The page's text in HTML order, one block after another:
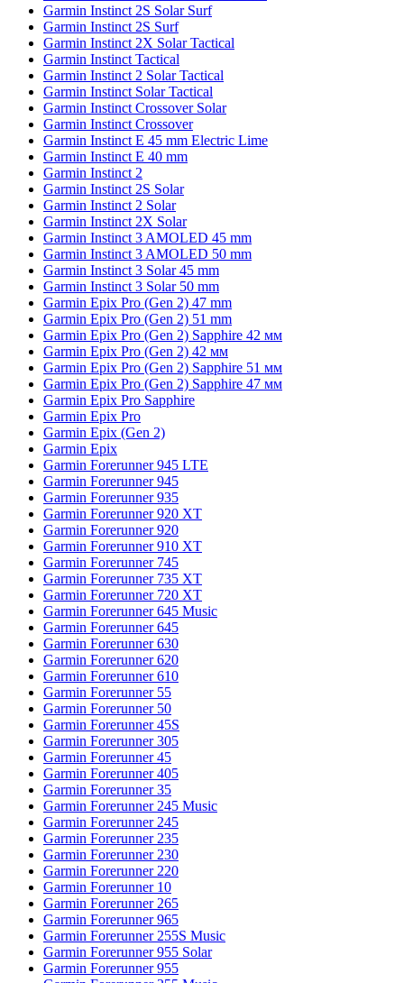
Garmin Instinct 2S Solar Surf
Garmin Instinct 2S Surf
Garmin Instinct 2X Solar Tactical
Garmin Instinct Tactical
Garmin Instinct 2 Solar Tactical
Garmin Instinct Solar Tactical
Garmin Instinct Crossover Solar
Garmin Instinct Crossover
Garmin Instinct E 45 mm Electric Lime
Garmin Instinct E 40 mm
Garmin Instinct 2
Garmin Instinct 2S Solar
Garmin Instinct 2 Solar
Garmin Instinct 2X Solar
Garmin Instinct 3 AMOLED 45 mm
Garmin Instinct 3 AMOLED 50 mm
Garmin Instinct 3 Solar 45 mm
Garmin Instinct 3 Solar 50 mm
Garmin Epix Pro (Gen 2) 47 mm
Garmin Epix Pro (Gen 2) 51 mm
Garmin Epix Pro (Gen 2) Sapphire 42 мм
Garmin Epix Pro (Gen 2) 42 мм
Garmin Epix Pro (Gen 2) Sapphire 51 мм
Garmin Epix Pro (Gen 2) Sapphire 47 мм
Garmin Epix Pro Sapphire
Garmin Epix Pro
Garmin Epix (Gen 2)
Garmin Epix
Garmin Forerunner 945 LTE
Garmin Forerunner 945
Garmin Forerunner 935
Garmin Forerunner 920 XT
Garmin Forerunner 920
Garmin Forerunner 910 XT
Garmin Forerunner 745
Garmin Forerunner 735 XT
Garmin Forerunner 720 XT
Garmin Forerunner 645 Music
Garmin Forerunner 645
Garmin Forerunner 630
Garmin Forerunner 620
Garmin Forerunner 610
Garmin Forerunner 55
Garmin Forerunner 50
Garmin Forerunner 45S
Garmin Forerunner 305
Garmin Forerunner 45
Garmin Forerunner 405
Garmin Forerunner 35
Garmin Forerunner 245 Music
Garmin Forerunner 245
Garmin Forerunner 235
Garmin Forerunner 230
Garmin Forerunner 220
Garmin Forerunner 10
Garmin Forerunner 265
Garmin Forerunner 965
Garmin Forerunner 255S Music
Garmin Forerunner 955 Solar
Garmin Forerunner 955